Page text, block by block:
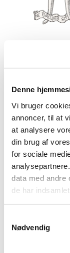
Denne
Vi bruger
annoncer, til at
at analysere
din brug af
for sociale
data med andre
de har
Nødvendig